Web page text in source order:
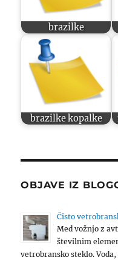
brazilke
brazilke kopalke
OBJAVE IZ
Čisto
Med vožnjo z
številnim
vetrobransko steklo.